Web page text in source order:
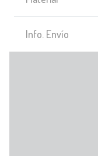
Info. Envío